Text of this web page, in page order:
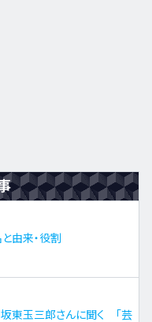
由来・役割
東玉三郎さんに聞く 「芸